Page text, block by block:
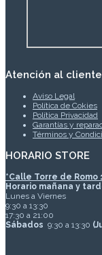
Atención al cliente
Aviso Legal
Política de Cokies
Política Privacidad
Garantías y
Términos y
HORARIO STORE
*Calle Torre de Romo
Horario mañana y
Lunes a Viernes
9:30 a 13:30
17:30 a 21:00
Sábados 9:30 a 13:30